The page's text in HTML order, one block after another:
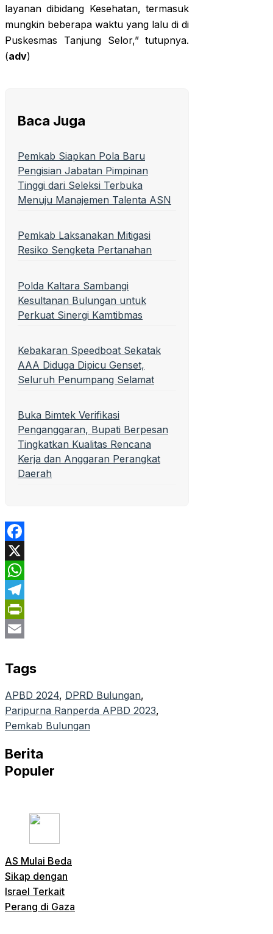
layanan dibidang Kesehatan, termasuk
mungkin beberapa waktu yang lalu di di
Puskesmas Tanjung Selor,” tutupnya.
(adv)
Baca Juga
Pemkab Siapkan Pola Baru
Pengisian Jabatan Pimpinan
Tinggi dari Seleksi Terbuka
Menuju Manajemen Talenta ASN
Pemkab Laksanakan Mitigasi
Resiko Sengketa Pertanahan
Polda Kaltara Sambangi
Kesultanan Bulungan untuk
Perkuat Sinergi Kamtibmas
Kebakaran Speedboat Sekatak
AAA Diduga Dipicu Genset,
Seluruh Penumpang Selamat
Buka Bimtek Verifikasi
Penganggaran, Bupati Berpesan
Tingkatkan Kualitas Rencana
Kerja dan Anggaran Perangkat
Daerah
Facebook
X
WhatsApp
Telegram
PrintFriendly
Tags
APBD 2024, DPRD Bulungan
Paripurna Ranperda APBD 2023
Pemkab Bulungan
Berita
Populer
AS Mulai Beda
Sikap dengan
Israel Terkait
Perang di Gaza